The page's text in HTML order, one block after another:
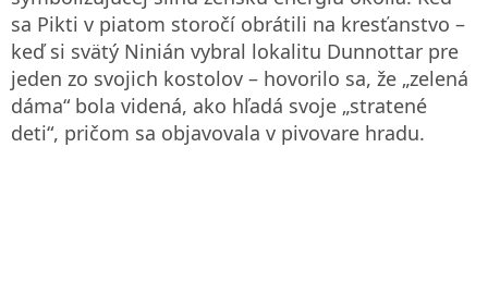
sa Pikti v piatom storočí obrátili na kresťanstvo –
keď si svätý Ninián vybral lokalitu Dunnottar pre
jeden zo svojich kostolov – hovorilo sa, že „zelená
dáma“ bola videná, ako hľadá svoje „stratené
deti“, pričom sa objavovala v pivovare hradu.